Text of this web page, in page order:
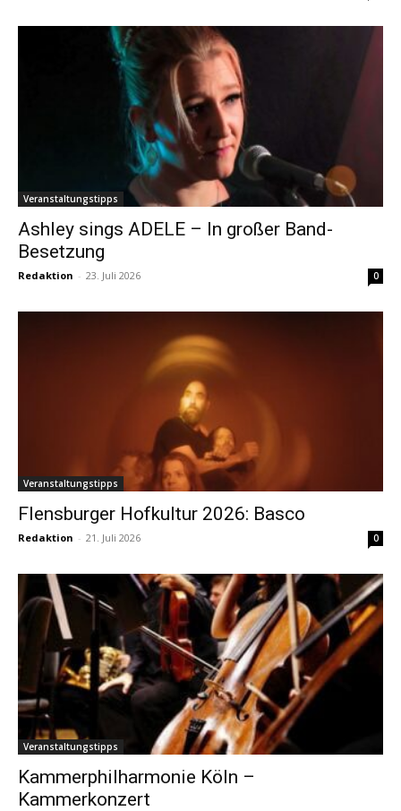
Veranstaltungstipps
Ashley sings ADELE – In großer Band-
Besetzung
Redaktion - 23. Juli 2026 0
Veranstaltungstipps
Flensburger Hofkultur 2026: Basco
Redaktion - 21. Juli 2026 0
Veranstaltungstipps
Kammerphilharmonie Köln –
Kammerkonzert